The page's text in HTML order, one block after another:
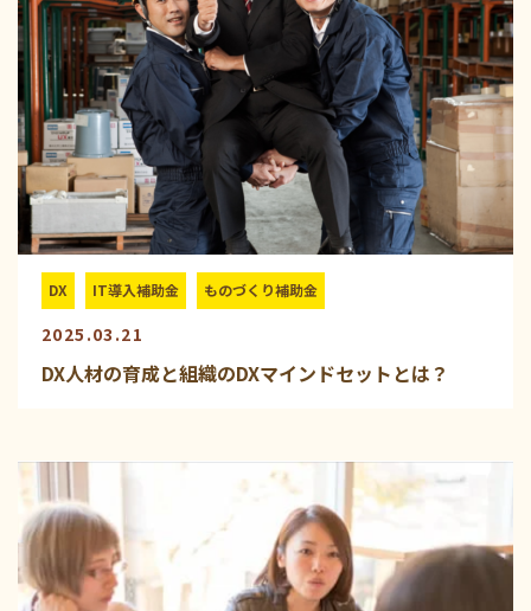
DX IT導入補助金 ものづくり補助金
2025.03.21
DX人材の育成と組織のDXマインドセットとは？